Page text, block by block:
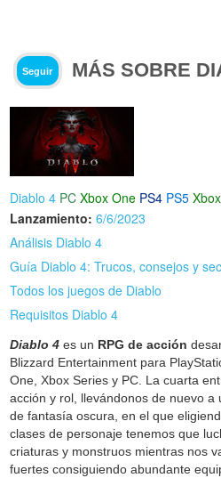
Seguir MÁS SOBRE
Diablo 4 PC Xbox One PS4 PS5
Lanzamiento: 6/6/2023
Análisis Diablo 4
Guía Diablo 4: Trucos, consejos y
Todos los juegos de Diablo
Requisitos Diablo 4
Diablo 4 es un RPG de acción
Blizzard Entertainment para
One, Xbox Series y PC. La cuarta
acción y rol, llevándonos de nuevo
de fantasía oscura, en el que
clases de personaje tenemos que
criaturas y monstruos mientras nos
fuertes consiguiendo abundante